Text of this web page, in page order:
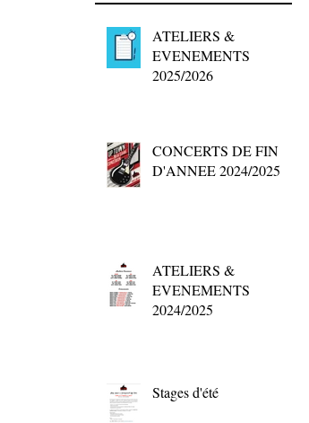
ATELIERS &
EVENEMENTS
2025/2026
CONCERTS DE FIN
D'ANNEE 2024/2025
ATELIERS &
EVENEMENTS
2024/2025
Stages d'été